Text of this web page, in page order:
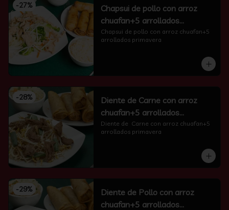
-27%
Chapsui de pollo con arroz
chuafan+5 arrollados
primavera
Chapsui de pollo con arroz chuafan+5
arrollados primavera
-28%
Diente de Carne con arroz
chuafan+5 arrollados
primavera
Diente de  Carne con arroz chuafan+5
arrollados primavera
-29%
Diente de Pollo con arroz
chuafan+5 arrollados